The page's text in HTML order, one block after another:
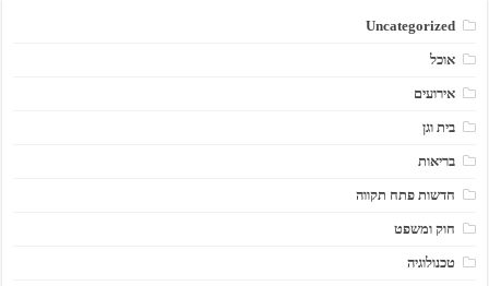
Uncategorized
אוכל
אירועים
בית וגן
בריאות
חדשות פתח תקווה
חוק ומשפט
טכנולוגיה